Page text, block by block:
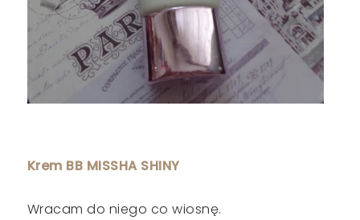
Krem BB MISSHA SHINY
Wracam do niego co wiosnę.